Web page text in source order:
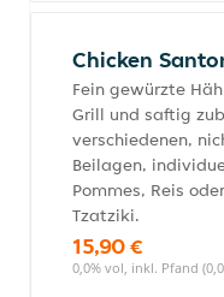
Chicken
Fein gewürzte
Grill und saftig
verschiedenen,
Beilagen,
Pommes, Reis
Tzatziki.
15,90 €
0,0% vol, inkl. Pfand